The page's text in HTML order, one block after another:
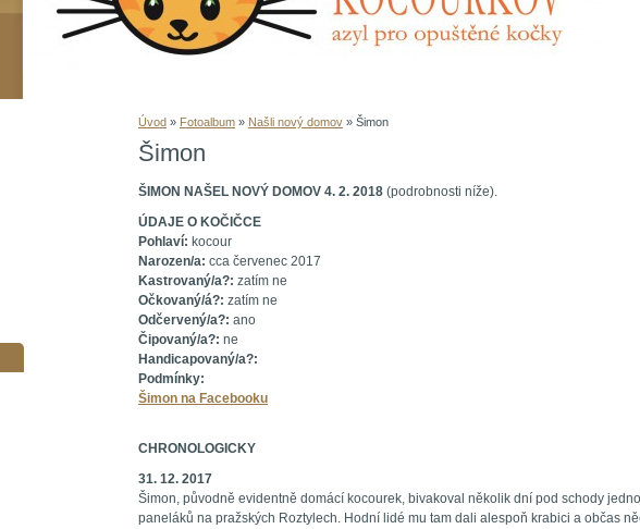
Úvod » Fotoalbum » Našli nový domov » Šimon
Šimon
ŠIMON NAŠEL NOVÝ DOMOV 4. 2. 2018 (podrobnosti níže).
ÚDAJE O KOČIČCE
Pohlaví: kocour
Narozen/a: cca červenec 2017
Kastrovaný/a?: zatím ne
Očkovaný/á?: zatím ne
Odčervený/a?: ano
Čipovaný/a?: ne
Handicapovaný/a?:
Podmínky:
Šimon na Facebooku
CHRONOLOGICKY
31. 12. 2017
Šimon, původně evidentně domácí kocourek, bivakoval několik dní pod schody
paneláků na pražských Roztylech. Hodní lidé mu tam dali alespoň krabici a občas